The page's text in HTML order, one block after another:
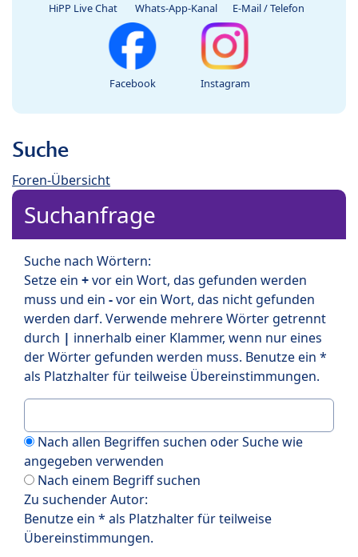
HiPP Live Chat Whats-App-Kanal E-Mail / Telefon
Facebook Instagram
Suche
Foren-Übersicht
Suchanfrage
Suche nach Wörtern:
Setze ein +vor ein Wort, das gefunden werden
muss und ein -vor ein Wort, das nicht gefunden
werden darf. Verwende mehrere Wörter getrennt
durch | innerhalb einer Klammer, wenn nur eines
der Wörter gefunden werden muss. Benutze ein *
als Platzhalter für teilweise Übereinstimmungen.
Nach allen Begriffen suchen oder Suche wie
angegeben verwenden
Nach einem Begriff suchen
Zu suchender Autor:
Benutze ein * als Platzhalter für teilweise
Übereinstimmungen.